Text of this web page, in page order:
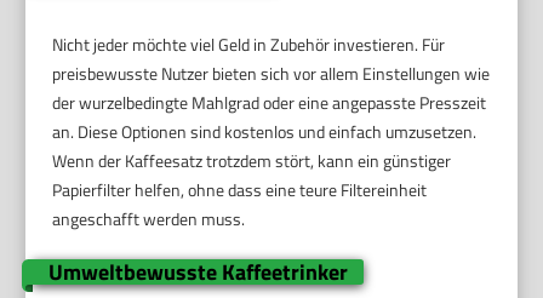
Nicht jeder möchte viel Geld in Zubehör investieren. Für
preisbewusste Nutzer bieten sich vor allem Einstellungen wie
der wurzelbedingte Mahlgrad oder eine angepasste Presszeit
an. Diese Optionen sind kostenlos und einfach umzusetzen.
Wenn der Kaffeesatz trotzdem stört, kann ein günstiger
Papierfilter helfen, ohne dass eine teure Filtereinheit
angeschafft werden muss.
Umweltbewusste Kaffeetrinker